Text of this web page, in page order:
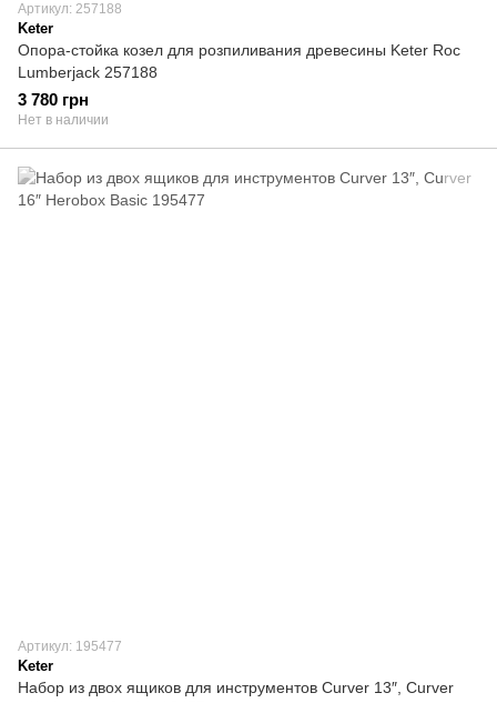
Артикул: 257188
Keter
Опора-стойка козел для розпиливания древесины Keter Roc
Lumberjack 257188
3 780 грн
Нет в наличии
Артикул: 195477
Keter
Набор из двох ящиков для инструментов Curver 13″, Curver